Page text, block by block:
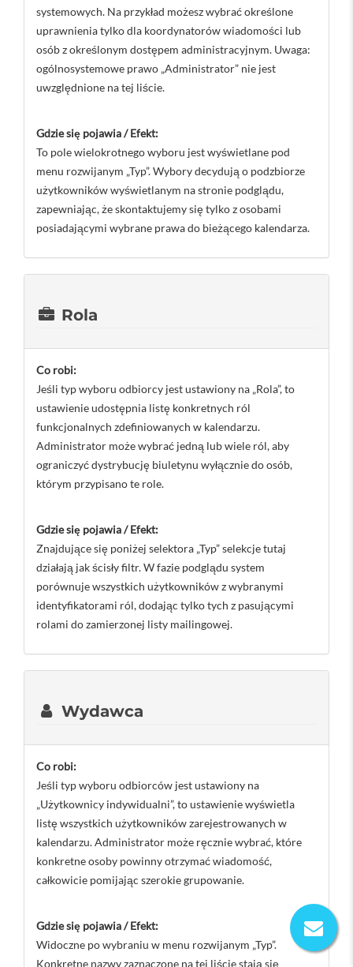
systemowych. Na przykład możesz wybrać określone
uprawnienia tylko dla koordynatorów wiadomości lub
osób z określonym dostępem administracyjnym. Uwaga:
ogólnosystemowe prawo „Administrator” nie jest
uwzględnione na tej liście.
Gdzie się pojawia / Efekt:
To pole wielokrotnego wyboru jest wyświetlane pod
menu rozwijanym „Typ”. Wybory decydują o podzbiorze
użytkowników wyświetlanym na stronie podglądu,
zapewniając, że skontaktujemy się tylko z osobami
posiadającymi wybrane prawa do bieżącego kalendarza.
Rola
Co robi:
Jeśli typ wyboru odbiorcy jest ustawiony na „Rola”, to
ustawienie udostępnia listę konkretnych ról
funkcjonalnych zdefiniowanych w kalendarzu.
Administrator może wybrać jedną lub wiele ról, aby
ograniczyć dystrybucję biuletynu wyłącznie do osób,
którym przypisano te role.
Gdzie się pojawia / Efekt:
Znajdujące się poniżej selektora „Typ” selekcje tutaj
działają jak ścisły filtr. W fazie podglądu system
porównuje wszystkich użytkowników z wybranymi
identyfikatorami ról, dodając tylko tych z pasującymi
rolami do zamierzonej listy mailingowej.
Wydawca
Co robi:
Jeśli typ wyboru odbiorców jest ustawiony na
„Użytkownicy indywidualni”, to ustawienie wyświetla
listę wszystkich użytkowników zarejestrowanych w
kalendarzu. Administrator może ręcznie wybrać, które
konkretne osoby powinny otrzymać wiadomość,
całkowicie pomijając szerokie grupowanie.
Gdzie się pojawia / Efekt:
Widoczne po wybraniu w menu rozwijanym „Typ”.
Konkretne nazwy zaznaczone na tej liście stają się